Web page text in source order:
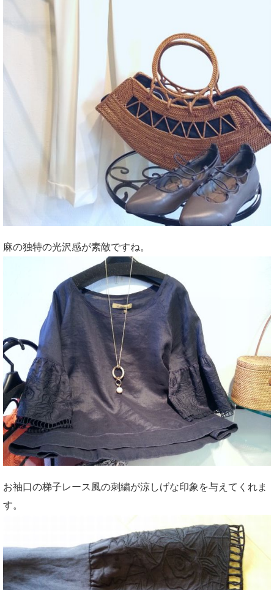
麻の独特の光沢感が素敵ですね。
お袖口の梯子レース風の刺繍が涼しげな印象を与えてくれま
す。